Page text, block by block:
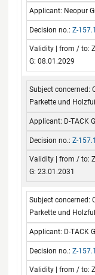
Neopur
Z-
G: 08.01.2029
Parkette und
D-TACK
Z-
G: 23.01.2031
Parkette und
D-TACK
Z-